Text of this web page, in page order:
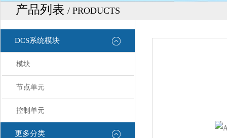
产品列表 / PRODUCTS
DCS系统模块
模块
节点单元
控制单元
更多分类